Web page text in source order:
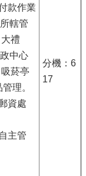
款作業
轄管
禮
中心
菸亭
理。
資處
主管
分機：6
17